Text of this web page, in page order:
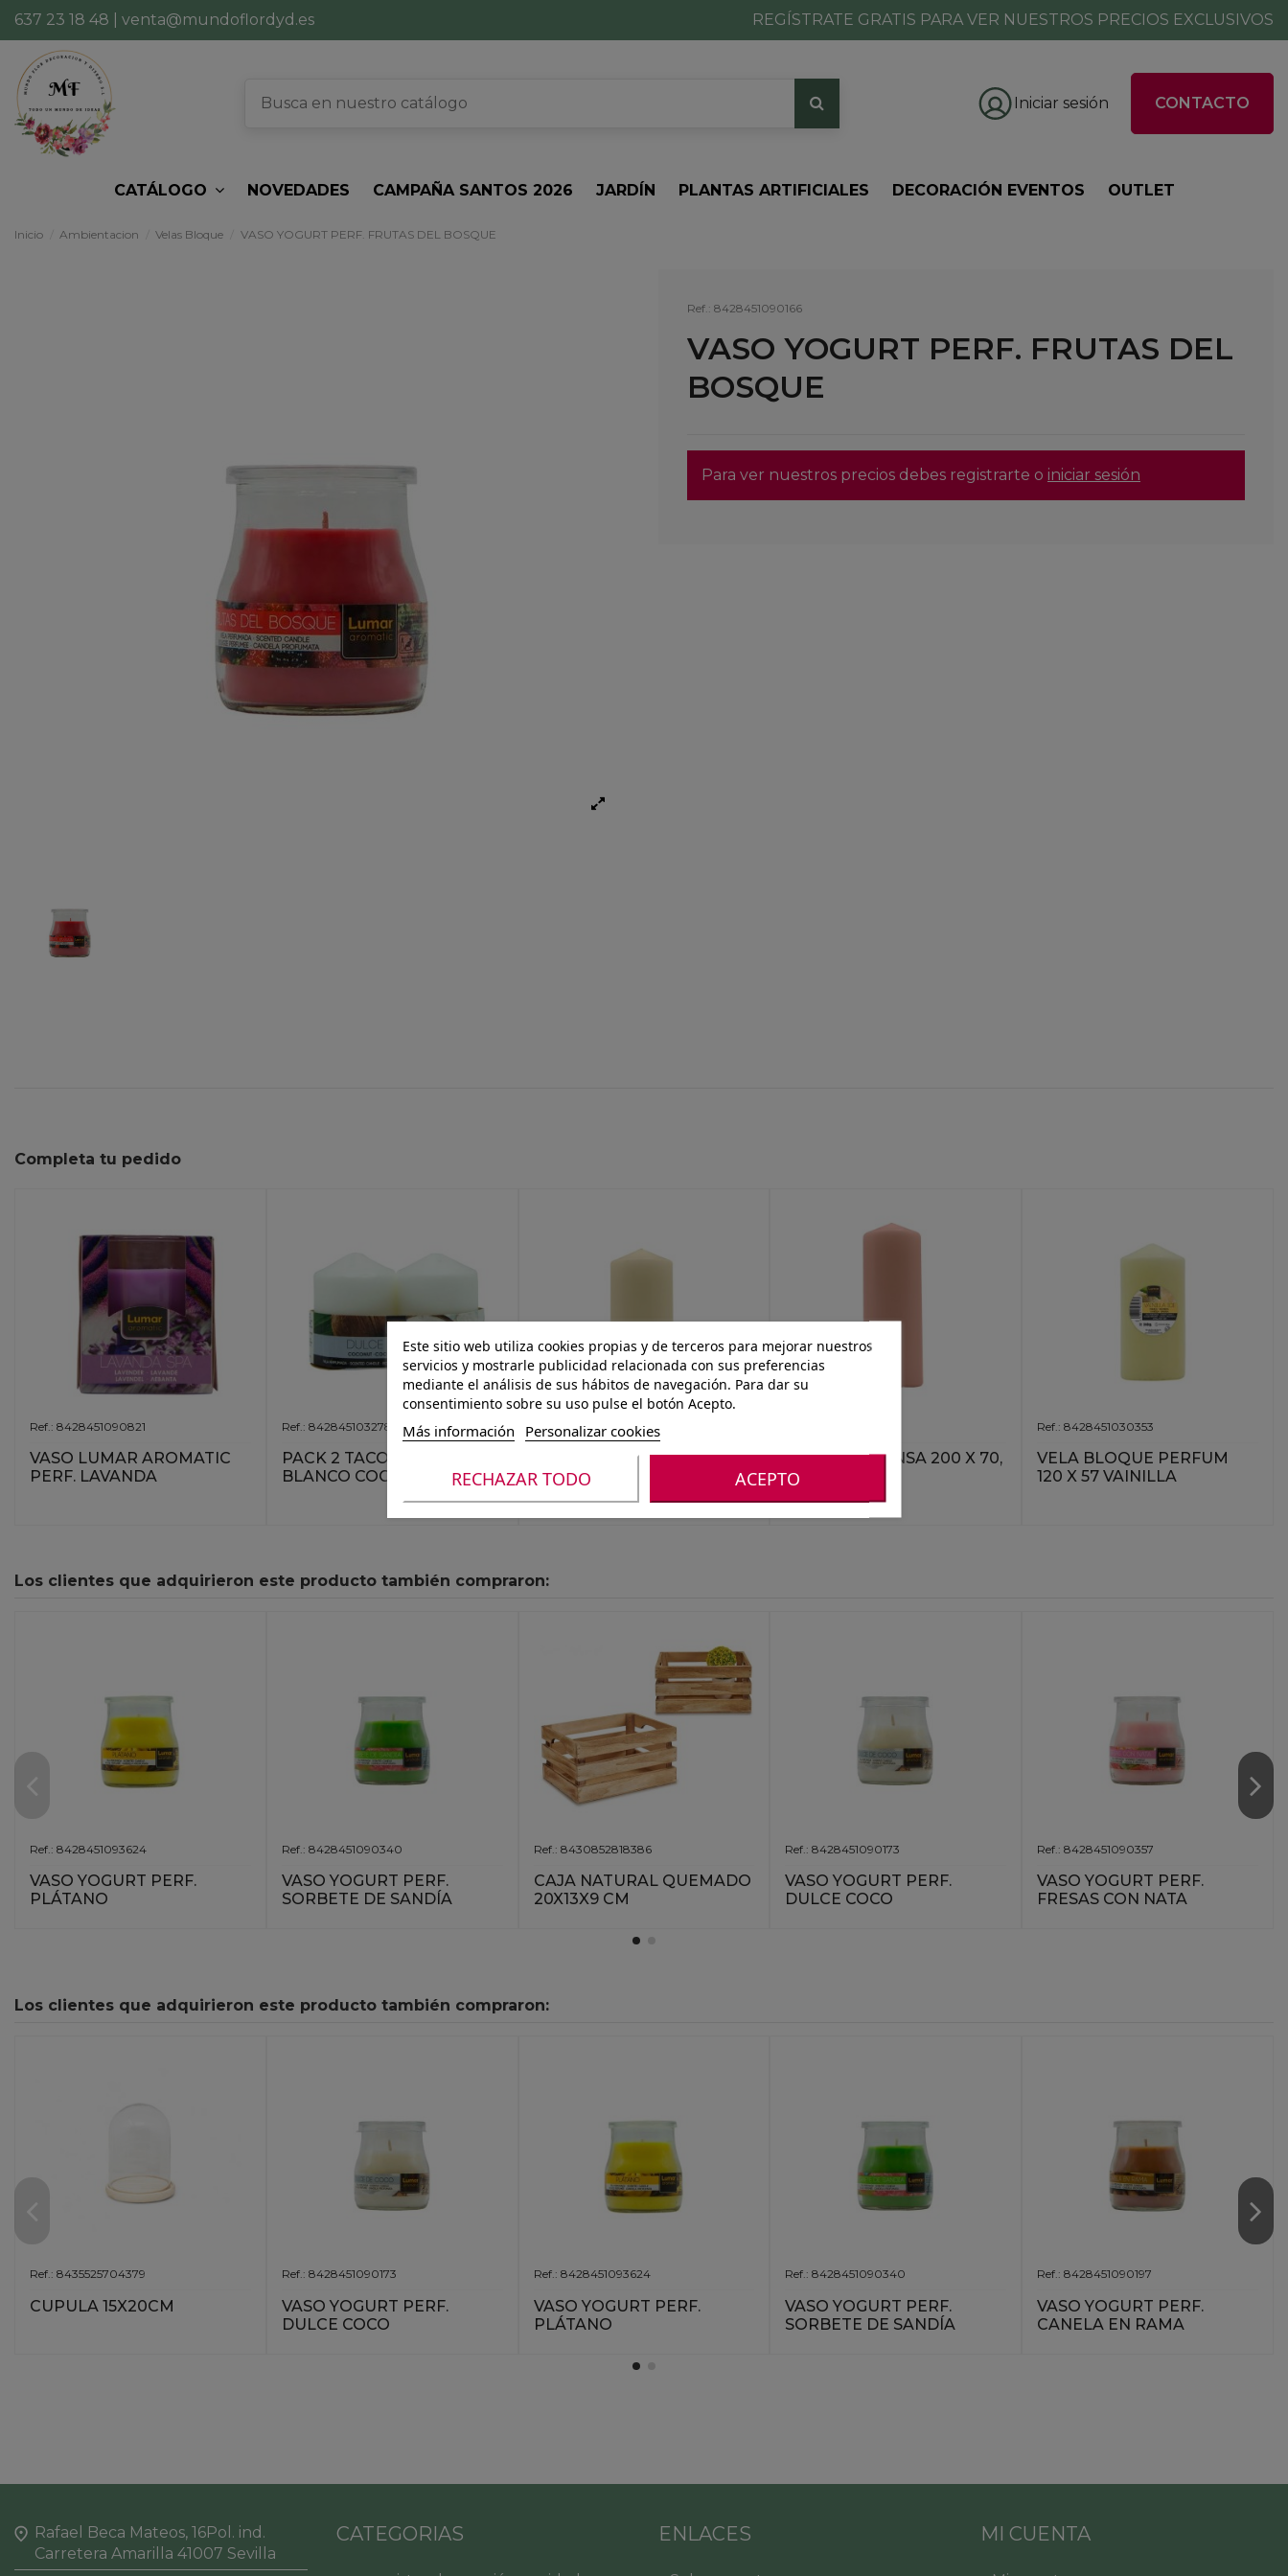
637 23 18 48 venta@mundoflordyd.es REGÍSTRATE GRATIS PARA VER NUESTROS PRECIOS EXCLUSIVOS
Iniciar sesión CONTACTO
CATÁLOGO NOVEDADES CAMPAÑA SANTOS 2026 JARDÍN PLANTAS ARTIFICIALES DECORACIÓN EVENTOS OUTLET
Inicio Ambientacion Velas Bloque VASO YOGURT PERF. FRUTAS DEL BOSQUE
Ref.: 8428451090166
VASO YOGURT PERF. FRUTAS DEL
BOSQUE
Para ver nuestros precios debes registrarte o iniciar sesión
Completa tu pedido
Ref.: 8428451090821
VASO LUMAR AROMATIC
PERF. LAVANDA
Ref.: 8428451032784
PACK 2 TACOS PERF. 70X57
BLANCO COCO
Ref.: 8428451031633
BLOQUE PRENSA 150 X 70,
CREMA
BLOQUE PRENSA 200 X 70,
ROSA
Ref.: 8428451030353
VELA BLOQUE PERFUM
120 X 57 VAINILLA
Los clientes que adquirieron este producto también compraron:
Ref.: 8428451093624
VASO YOGURT PERF.
PLÁTANO
Ref.: 8428451090340
VASO YOGURT PERF.
SORBETE DE SANDÍA
Ref.: 8430852818386
CAJA NATURAL QUEMADO
20X13X9 CM
Ref.: 8428451090173
VASO YOGURT PERF.
DULCE COCO
Ref.: 8428451090357
VASO YOGURT PERF.
FRESAS CON NATA
Los clientes que adquirieron este producto también compraron:
Ref.: 8435525704379
CUPULA 15X20CM
Ref.: 8428451090173
VASO YOGURT PERF.
DULCE COCO
Ref.: 8428451093624
VASO YOGURT PERF.
PLÁTANO
Ref.: 8428451090340
VASO YOGURT PERF.
SORBETE DE SANDÍA
Ref.: 8428451090197
VASO YOGURT PERF.
CANELA EN RAMA
Rafael Beca Mateos, 16Pol. ind.
Carretera Amarilla 41007 Sevilla
CATEGORIAS ENLACES MI CUENTA
Este sitio web utiliza cookies propias y de terceros para mejorar nuestros
servicios y mostrarle publicidad relacionada con sus preferencias
mediante el análisis de sus hábitos de navegación. Para dar su
consentimiento sobre su uso pulse el botón Acepto.
Más información Personalizar cookies
RECHAZAR TODO ACEPTO